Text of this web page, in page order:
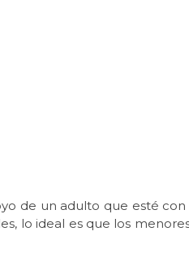
de un adulto que esté con
lo ideal es que los